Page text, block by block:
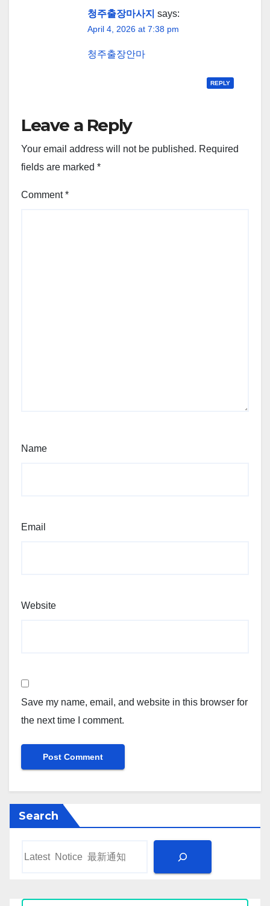
청주출장마사지 says:
April 4, 2026 at 7:38 pm
청주출장안마
REPLY
Leave a Reply
Your email address will not be published. Required
fields are marked *
Comment*
Name
Email
Website
Save my name, email, and website in this browser for
the next time I comment.
Search